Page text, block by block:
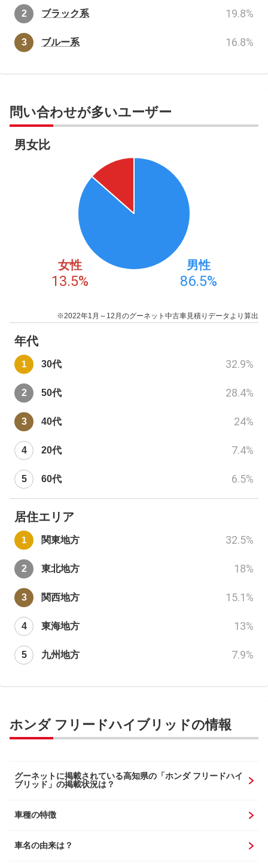
ブラック系 19.8%
ブルー系 16.8%
問い合わせが多いユーザー
男女比
女性
13.5%
男性
86.5%
※2022年1月～12月のグーネット中古車見積りデータより算出
年代
30代 32.9%
50代 28.4%
40代 24%
20代 7.4%
60代 6.5%
居住エリア
関東地方 32.5%
東北地方 18%
関西地方 15.1%
東海地方 13%
九州地方 7.9%
ホンダ フリードハイブリッドの情報
グーネットに掲載されている高知県の「ホンダ フリードハイ
ブリッド」の掲載状況は？
車種の特徴
車名の由来は？